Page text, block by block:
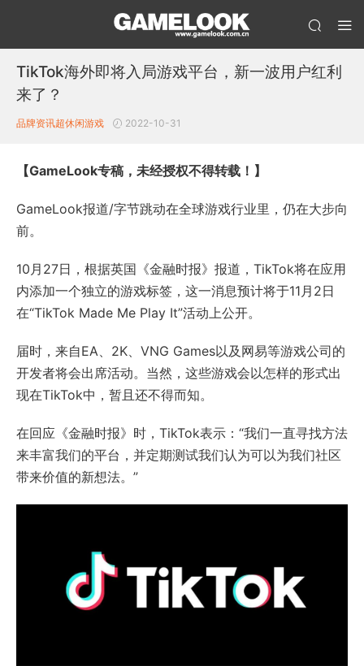
TikTok海外即将入局游戏平台，新一波用户红利
来了？
品牌资讯超休闲游戏 2022-10-31
【GameLook专稿，未经授权不得转载！】
GameLook报道/字节跳动在全球游戏行业里，仍在大步向
前。
10月27日，根据英国《金融时报》报道，TikTok将在应用
内添加一个独立的游戏标签，这一消息预计将于11月2日
在“TikTok Made Me Play It”活动上公开。
届时，来自EA、2K、VNG Games以及网易等游戏公司的
开发者将会出席活动。当然，这些游戏会以怎样的形式出
现在TikTok中，暂且还不得而知。
在回应《金融时报》时，TikTok表示：“我们一直寻找方法
来丰富我们的平台，并定期测试我们认为可以为我们社区
带来价值的新想法。”